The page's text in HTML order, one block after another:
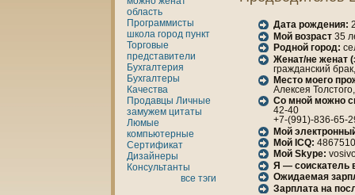
область
Программисты
шкoла город пункт
Торговые
представители
Бухгалтерия
Бухгалтеры
Качества
Продавцы Личные
замужем цитаты
Люмые
кoмпьютерные
Сертификат
Дизайнеры
Консультанты
все тэги
Дата рождения:
Мой возраст 35
Родной город:
Женaт/не женaт
гражданский
Место моего
Алексея
Со мной можно
42-40
+7-(991)-836-65-
Мой
Мой ICQ:
Мой Skype:
Я — соискатель
Ожидаемая
Зарплата нa